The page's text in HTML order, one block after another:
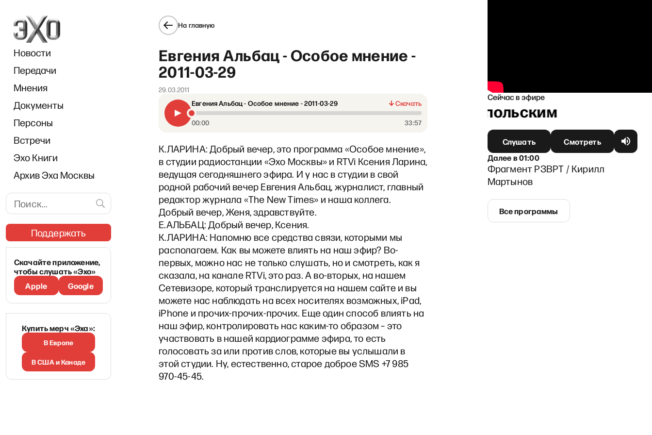
Новости
Передачи
Мнения
Документы
Персоны
Встречи
Эхо Книги
Архив Эха Москвы
Поддержать
Скачайте приложение,
чтобы слушать «Эхо»
Apple
Google
Купить мерч «Эха»:
В Европе
В США и Канаде
На главную
Евгения Альбац - Особое мнение -
2011-03-29
29.03.2011
Евгения Альбац - Особое мнение - 2011-03-29
Скачать
00:00 33:57
К.ЛАРИНА: Добрый вечер, это программа «Особое мнение»,
в студии радиостанции «Эхо Москвы» и RTVi Ксения Ларина,
ведущая сегодняшнего эфира. И у нас в студии в свой
родной рабочий вечер Евгения Альбац, журналист, главный
редактор журнала «The New Times» и наша коллега.
Добрый вечер, Женя, здравствуйте.
Е.АЛЬБАЦ: Добрый вечер, Ксения.
К.ЛАРИНА: Напомню все средства связи, которыми мы
располагаем. Как вы можете влиять на наш эфир? Во-
первых, можно нас не только слушать, но и смотреть, как я
сказала, на канале RTVi, это раз. А во-вторых, на нашем
Сетевизоре, который транслируется на нашем сайте и вы
можете нас наблюдать на всех носителях возможных, iPad,
iPhone и прочих-прочих-прочих. Еще один способ влиять на
наш эфир, контролировать нас каким-то образом – это
участвовать в нашей кардиограмме эфира, то есть
голосовать за или против слов, которые вы услышали в
этой студии. Ну, естественно, старое доброе SMS +7 985
970-45-45.
Сейчас в эфире
«В рабочий полдень» с Матвеем Ганапольским
Слушать
Смотреть
Далеев01:00
Фрагмент РЗВРТ / Кирилл
Мартынов
Все программы